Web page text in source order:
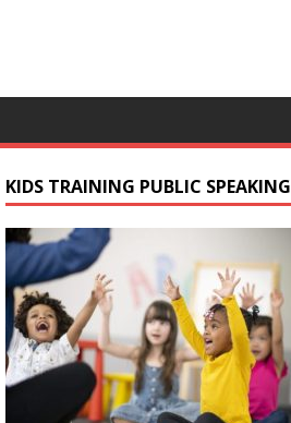
KIDS TRAINING PUBLIC SPEAKING